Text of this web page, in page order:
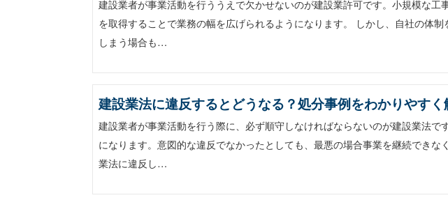
建設業者が事業活動を行ううえで欠かせないのが建設業許可です。小規模な
を取得することで業務の幅を広げられるようになります。 しかし、自社の体
しまう場合も…
建設業法に違反するとどうなる？処分事例をわかりやすく
建設業者が事業活動を行う際に、必ず順守しなければならないのが建設業法で
になります。意図的な違反でなかったとしても、最悪の場合事業を継続でき
業法に違反し…